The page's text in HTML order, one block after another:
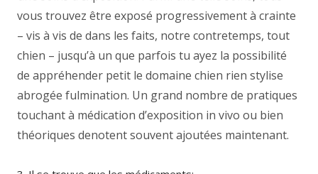
vous trouvez être exposé progressivement à crainte
– vis à vis de dans les faits, notre contretemps, tout
chien – jusqu’à un que parfois tu ayez la possibilité
de appréhender petit le domaine chien rien stylise
abrogée fulmination. Un grand nombre de pratiques
touchant à médication d’exposition in vivo ou bien
théoriques denotent souvent ajoutées maintenant.